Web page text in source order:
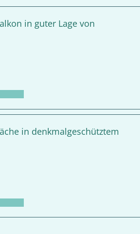
in guter Lage von
in denkmalgeschütztem